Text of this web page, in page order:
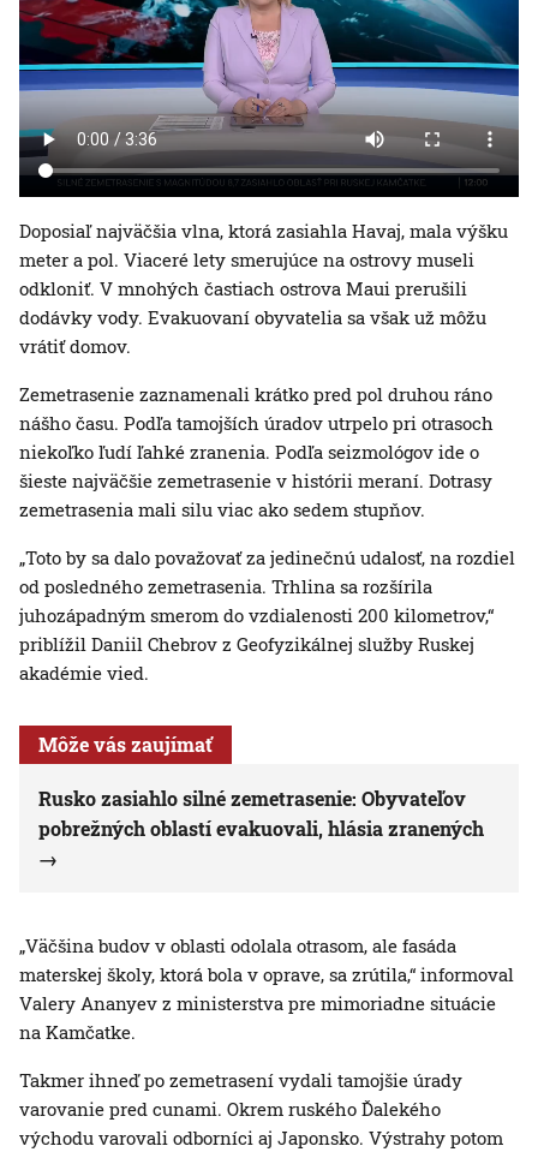
Doposiaľ najväčšia vlna, ktorá zasiahla Havaj, mala výšku
meter a pol. Viaceré lety smerujúce na ostrovy museli
odkloniť. V mnohých častiach ostrova Maui prerušili
dodávky vody. Evakuovaní obyvatelia sa však už môžu
vrátiť domov.
Zemetrasenie zaznamenali krátko pred pol druhou ráno
nášho času. Podľa tamojších úradov utrpelo pri otrasoch
niekoľko ľudí ľahké zranenia. Podľa seizmológov ide o
šieste najväčšie zemetrasenie v histórii meraní. Dotrasy
zemetrasenia mali silu viac ako sedem stupňov.
„Toto by sa dalo považovať za jedinečnú udalosť, na rozdiel
od posledného zemetrasenia. Trhlina sa rozšírila
juhozápadným smerom do vzdialenosti 200 kilometrov,“
priblížil Daniil Chebrov z Geofyzikálnej služby Ruskej
akadémie vied.
Môže vás zaujímať
Rusko zasiahlo silné zemetrasenie: Obyvateľov
pobrežných oblastí evakuovali, hlásia zranených
„Väčšina budov v oblasti odolala otrasom, ale fasáda
materskej školy, ktorá bola v oprave, sa zrútila,“ informoval
Valery Ananyev z ministerstva pre mimoriadne situácie
na Kamčatke.
Takmer ihneď po zemetrasení vydali tamojšie úrady
varovanie pred cunami. Okrem ruského Ďalekého
východu varovali odborníci aj Japonsko. Výstrahy potom